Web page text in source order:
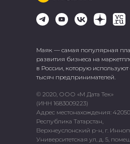
Маяк — самая популярная
развития бизнеса на
в России, которую используют
тысяч предпринимателей.
© 2020, ООО «М Дата Тек»
(ИНН 1683009223)
Адрес местонахождения:
Республика Татарстан,
Верхнеуслонский р-н, г.
Университетская ул, д. 5,